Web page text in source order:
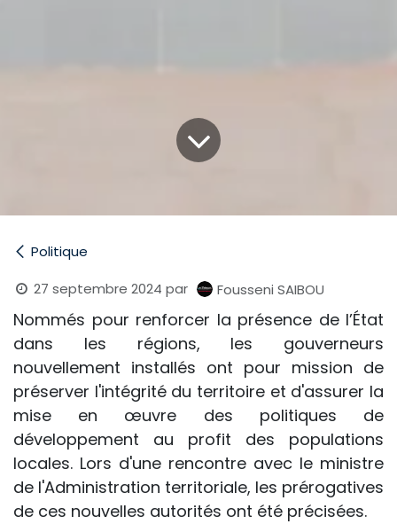
Politique
27 septembre 2024 par Fousseni SAIBOU
Nommés pour renforcer la présence de l’État
dans les régions, les gouverneurs
nouvellement installés ont pour mission de
préserver l'intégrité du territoire et d'assurer la
mise en œuvre des politiques de
développement au profit des populations
locales. Lors d'une rencontre avec le ministre
de l'Administration territoriale, les prérogatives
de ces nouvelles autorités ont été précisées.